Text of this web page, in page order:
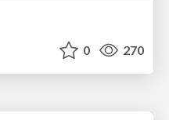
0 270